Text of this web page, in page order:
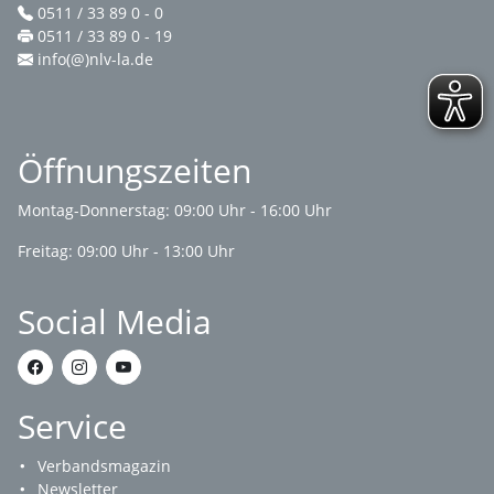
0511 / 33 89 0 - 0
0511 / 33 89 0 - 19
info(@)nlv-la.de
Öffnungszeiten
Montag-Donnerstag: 09:00 Uhr - 16:00 Uhr
Freitag: 09:00 Uhr - 13:00 Uhr
Social Media
Service
Verbandsmagazin
Newsletter